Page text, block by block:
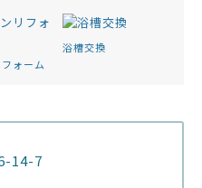
ォーム
浴槽交換
14-7